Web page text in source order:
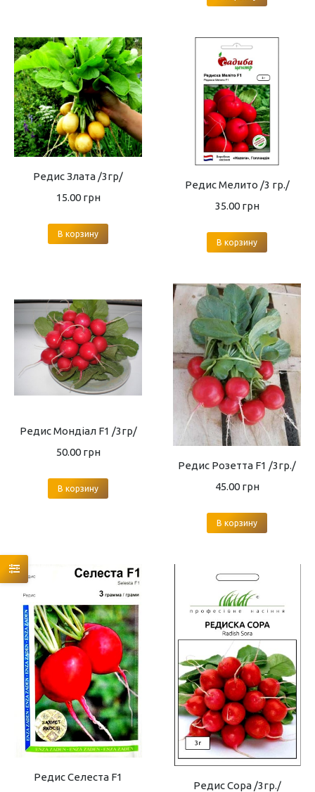
Редис Злата /3гр/
15.00 грн
В корзину
Редис Мелито /3 гр./
35.00 грн
В корзину
Редис Мондіал F1 /3гр/
50.00 грн
В корзину
Редис Розетта F1 /3гр./
45.00 грн
В корзину
Редис Селеста F1
Редис Сора /3гр./